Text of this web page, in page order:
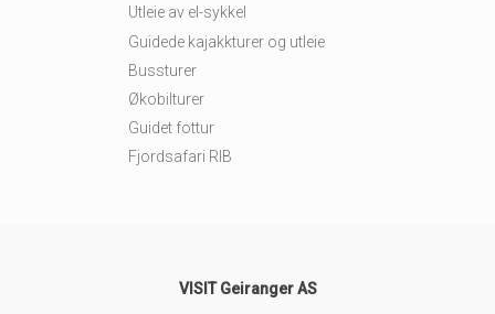
Utleie av el-sykkel
Guidede kajakkturer og utleie
Bussturer
Økobilturer
Guidet fottur
Fjordsafari RIB
VISIT Geiranger AS